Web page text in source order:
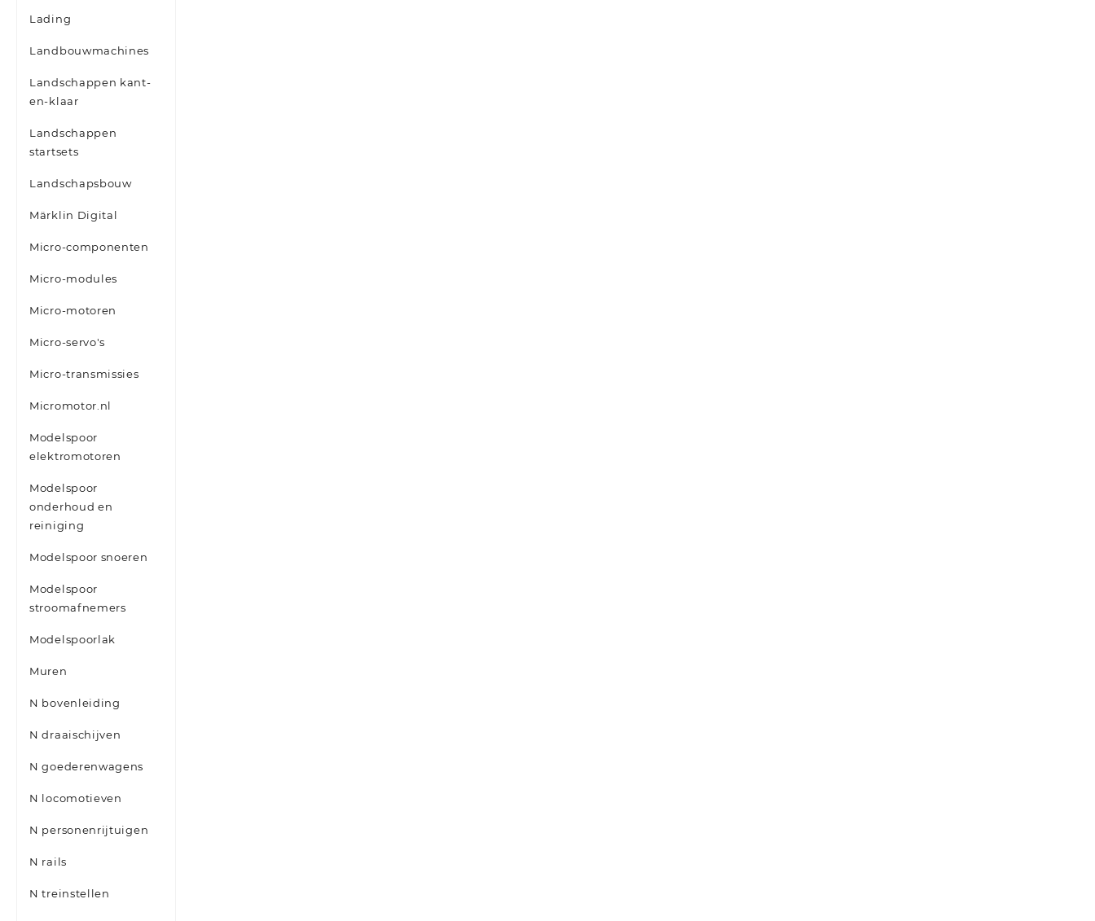
Lading
Landbouwmachines
Landschappen kant-
en-klaar
Landschappen
startsets
Landschapsbouw
Märklin Digital
Micro-componenten
Micro-modules
Micro-motoren
Micro-servo's
Micro-transmissies
Micromotor.nl
Modelspoor
elektromotoren
Modelspoor
onderhoud en
reiniging
Modelspoor snoeren
Modelspoor
stroomafnemers
Modelspoorlak
Muren
N bovenleiding
N draaischijven
N goederenwagens
N locomotieven
N personenrijtuigen
N rails
N treinstellen